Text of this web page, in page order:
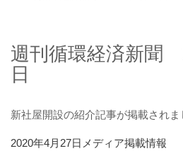
週刊循環経済新聞
日
新社屋開設の紹介記事が掲載されま
投
2020年4月27日 カ
メディア掲載情報